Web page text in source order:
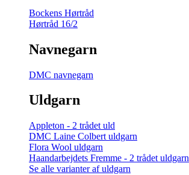
Bockens Hørtråd
Hørtråd 16/2
Navnegarn
DMC navnegarn
Uldgarn
Appleton - 2 trådet uld
DMC Laine Colbert uldgarn
Flora Wool uldgarn
Haandarbejdets Fremme - 2 trådet uldgarn
Se alle varianter af uldgarn